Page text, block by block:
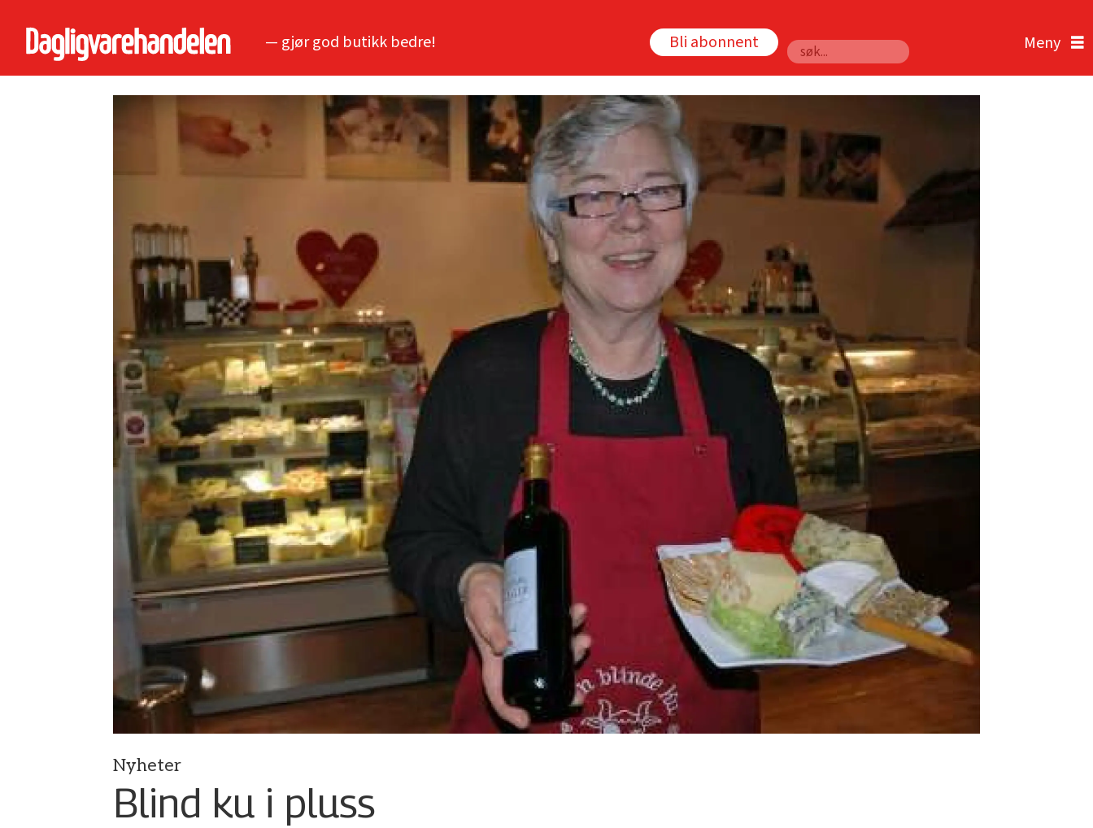
— gjør god butikk bedre! Bli abonnent
Søk
Nyheter
Blind ku i pluss